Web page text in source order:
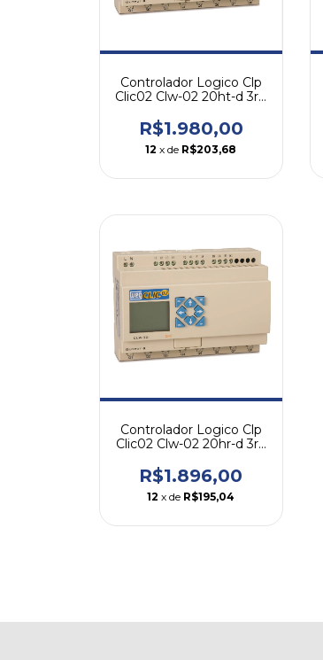
Controlador Logico Clp
Clic02 Clw-02 20ht-d 3rd
R$1.980,00
12 x de R$203,68
Controlador Logico Clp
Clic02 Clw-02 20hr-d 3rd
R$1.896,00
12 x de R$195,04